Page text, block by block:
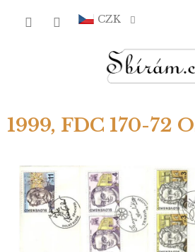
CZK
1999, FDC 170-72